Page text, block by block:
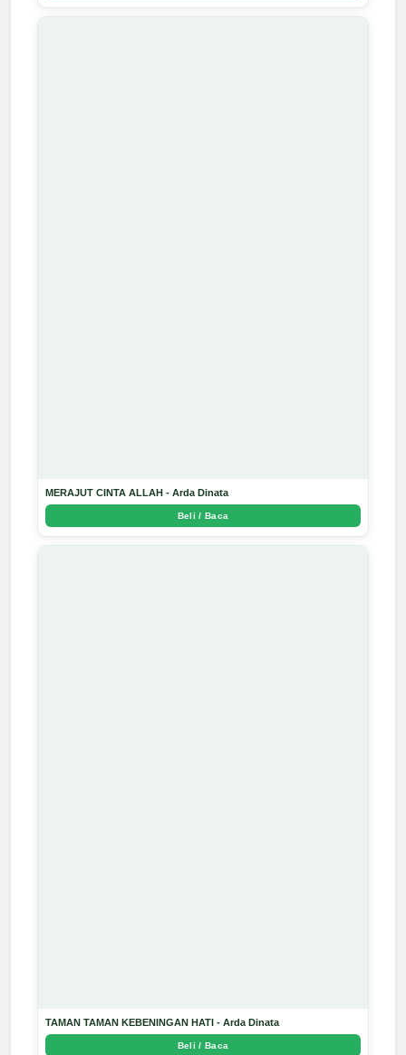
MERAJUT CINTA ALLAH - Arda Dinata
Beli / Baca
TAMAN TAMAN KEBENINGAN HATI - Arda Dinata
Beli / Baca